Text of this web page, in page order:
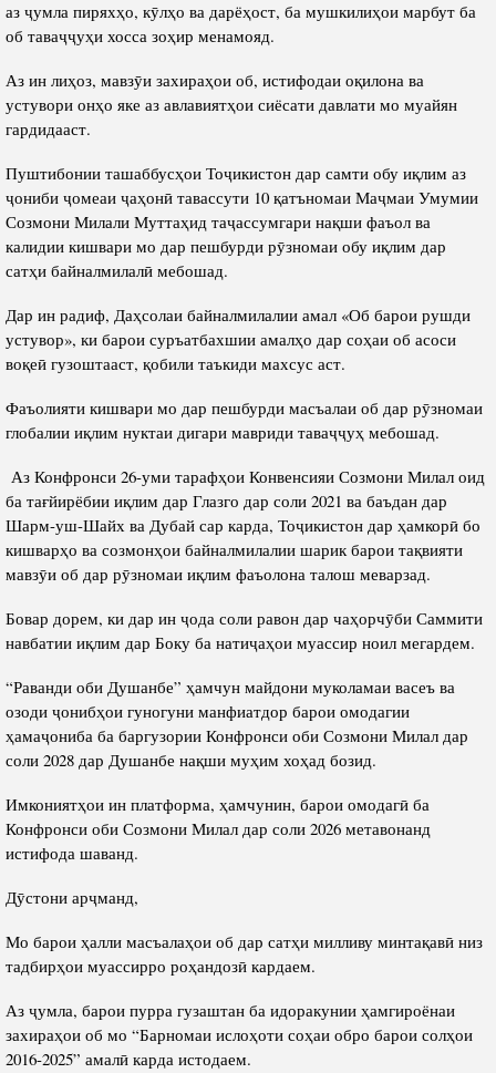
аз ҷумла пиряхҳо, кӯлҳо ва дарёҳост, ба мушкилиҳои марбут ба
об таваҷҷуҳи хосса зоҳир менамояд.
Аз ин лиҳоз, мавзӯи захираҳои об, истифодаи оқилона ва
устувори онҳо яке аз авлавиятҳои сиёсати давлати мо муайян
гардидааст.
Пуштибонии ташаббусҳои Тоҷикистон дар самти обу иқлим аз
ҷониби ҷомеаи ҷаҳонӣ тавассути 10 қатъномаи Маҷмаи Умумии
Созмони Милали Муттаҳид таҷассумгари нақши фаъол ва
калидии кишвари мо дар пешбурди рӯзномаи обу иқлим дар
сатҳи байналмилалӣ мебошад.
Дар ин радиф, Даҳсолаи байналмилалии амал «Об барои рушди
устувор», ки барои суръатбахшии амалҳо дар соҳаи об асоси
воқеӣ гузоштааст, қобили таъкиди махсус аст.
Фаъолияти кишвари мо дар пешбурди масъалаи об дар рӯзномаи
глобалии иқлим нуктаи дигари мавриди таваҷҷуҳ мебошад.
Аз Конфронси 26-уми тарафҳои Конвенсияи Созмони Милал оид
ба тағйирёбии иқлим дар Глазго дар соли 2021 ва баъдан дар
Шарм-уш-Шайх ва Дубай сар карда, Тоҷикистон дар ҳамкорӣ бо
кишварҳо ва созмонҳои байналмилалии шарик барои тақвияти
мавзӯи об дар рӯзномаи иқлим фаъолона талош меварзад.
Бовар дорем, ки дар ин ҷода соли равон дар чаҳорчӯби Саммити
навбатии иқлим дар Боку ба натиҷаҳои муассир ноил мегардем.
“Раванди оби Душанбе” ҳамчун майдони муколамаи васеъ ва
озоди ҷонибҳои гуногуни манфиатдор барои омодагии
ҳамаҷониба ба баргузории Конфронси оби Созмони Милал дар
соли 2028 дар Душанбе нақши муҳим хоҳад бозид.
Имкониятҳои ин платформа, ҳамчунин, барои омодагӣ ба
Конфронси оби Созмони Милал дар соли 2026 метавонанд
истифода шаванд.
Дӯстони арҷманд,
Мо барои ҳалли масъалаҳои об дар сатҳи милливу минтақавӣ низ
тадбирҳои муассирро роҳандозӣ кардаем.
Аз ҷумла, барои пурра гузаштан ба идоракунии ҳамгироёнаи
захираҳои об мо “Барномаи ислоҳоти соҳаи обро барои солҳои
2016-2025” амалӣ карда истодаем.